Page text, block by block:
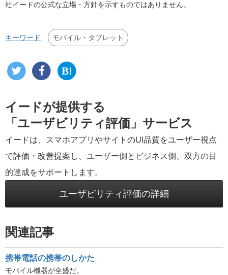
社イードの公式な立場・方針を示すものではありません。
キーワード モバイル・タブレット
イードが提供する
「ユーザビリティ評価」サービス
イードは、スマホアプリやサイトのUI品質をユーザー視点
で評価・改善提案し、ユーザー側とビジネス側、双方の目
的達成をサポートします。
ユーザビリティ評価の詳細
関連記事
携帯電話の携帯のしかた
モバイル機器が全盛だ。